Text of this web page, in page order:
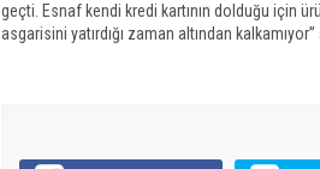
geçti. Esnaf kendi kredi kartının dolduğu için
asgarisini yatırdığı zaman altından